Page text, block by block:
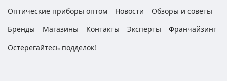
Оптические приборы оптом
Новости
Обзоры и советы
Бренды
Магазины Контакты Эксперты
Франчайзинг
Остерегайтесь подделок!